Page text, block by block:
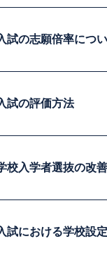
試の志願倍率につ
試の評価方法
校入学者選抜の改
試における学校設